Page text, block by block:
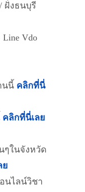
ฝั่งธนบุรี
Vdo
นนี้ คลิกที่นี่
คลิกที่นี่เลย
ๆในจังหวัด
ย
นไลน์วิชา